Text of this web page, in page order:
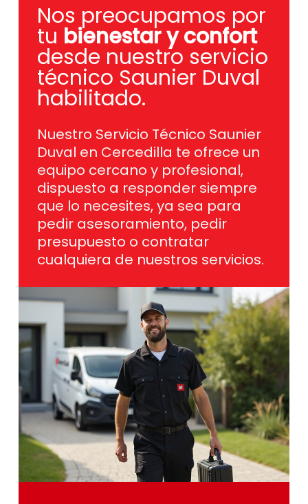
Nos preocupamos por
tu bienestar y confort
desde nuestro servicio
técnico Saunier Duval
habilitado.
Nuestro Servicio Técnico Saunier
Duval en Cercedilla te ofrece un
equipo cercano y profesional,
dispuesto a responder siempre
que lo necesites, ya sea para
pedir asesoramiento, pedir
presupuesto o contratar
cualquiera de nuestros servicios.